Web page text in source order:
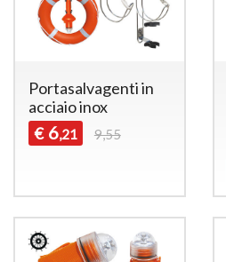
Portasalvagenti in
acciaio inox
€ 6,21 9,55